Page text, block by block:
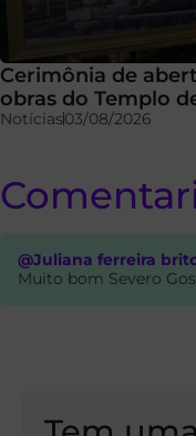
Cerimônia de
obras do Templo
Notícias03/08/2026
@Juliana ferreira
Muito bom Severo